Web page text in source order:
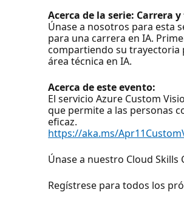
Acerca de la serie: Carrera
Únase a nosotros para esta
para una carrera en IA.
compartiendo su trayectoria
área técnica en IA.
Acerca de este evento:
El servicio Azure Custom
que permite a las personas
eficaz.
https://aka.ms/
Únase a nuestro Cloud
Regístrese para todos los